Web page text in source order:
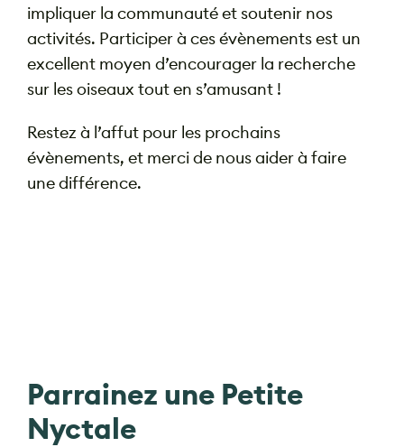
impliquer la communauté et soutenir nos
activités. Participer à ces évènements est un
excellent moyen d’encourager la recherche
sur les oiseaux tout en s’amusant !
Restez à l’affut pour les prochains
évènements, et merci de nous aider à faire
une différence.
Parrainez une Petite
Nyctale